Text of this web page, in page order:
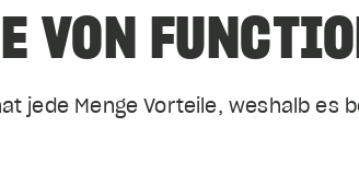
VON
jede Menge Vorteile, weshalb